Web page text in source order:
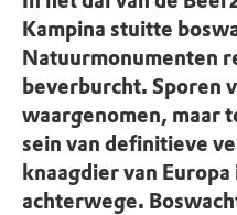
Kampina stuitte
Natuurmonumenten
beverburcht. Sporen
waargenomen, maar
sein van definitieve
knaagdier van
achterwege.